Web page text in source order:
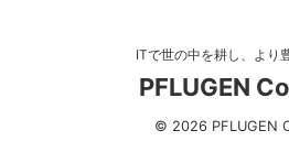
ITで世の中を耕し、より
PFLUGEN
© 2026 PFLUGEN